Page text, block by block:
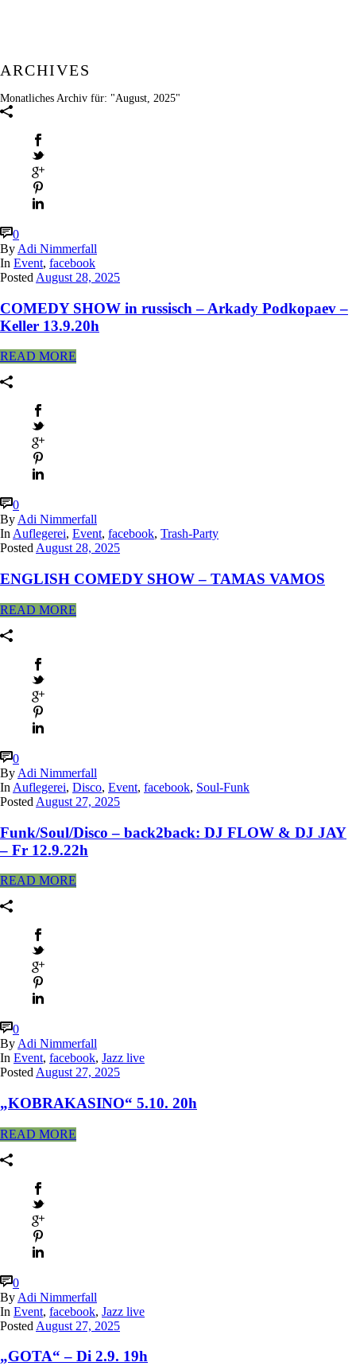
ARCHIVES
Monatliches Archiv für: "August, 2025"
0
By Adi Nimmerfall
In Event, facebook
Posted August 28, 2025
COMEDY SHOW in russisch – Arkady Podkopaev –
Keller 13.9.20h
READ MORE
0
ByAdi Nimmerfall
InAuflegerei, Event, facebook, Trash-Party
PostedAugust 28, 2025
ENGLISH COMEDY SHOW – TAMAS VAMOS
READ MORE
0
By Adi Nimmerfall
In Auflegerei, Disco, Event, facebook, Soul-Funk
Posted August 27, 2025
Funk/Soul/Disco – back2back: DJ FLOW & DJ JAY
– Fr 12.9.22h
READ MORE
0
By Adi Nimmerfall
In Event, facebook, Jazz live
Posted August 27, 2025
„KOBRAKASINO“ 5.10. 20h
READ MORE
0
By Adi Nimmerfall
In Event, facebook, Jazz live
Posted August 27, 2025
„GOTA“ – Di 2.9. 19h